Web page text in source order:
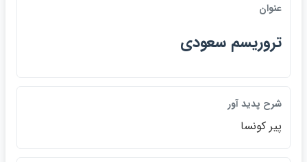
عنوان
تروريسم سعودي
شرح پديد آور
پير كونسا